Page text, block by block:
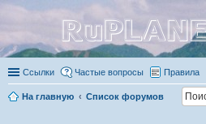
Ссылки Частые вопросы Правила
На главную Список форумов